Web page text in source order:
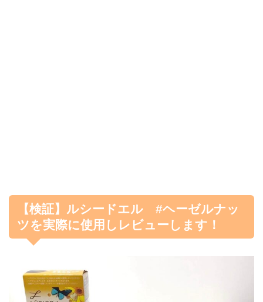
【検証】ルシードエル #ヘーゼルナッ
ツを実際に使用しレビューします！